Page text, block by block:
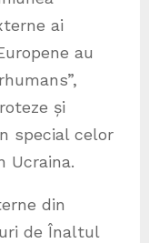
ai
au
și
special celor
Ucraina.
din
de Înaltul